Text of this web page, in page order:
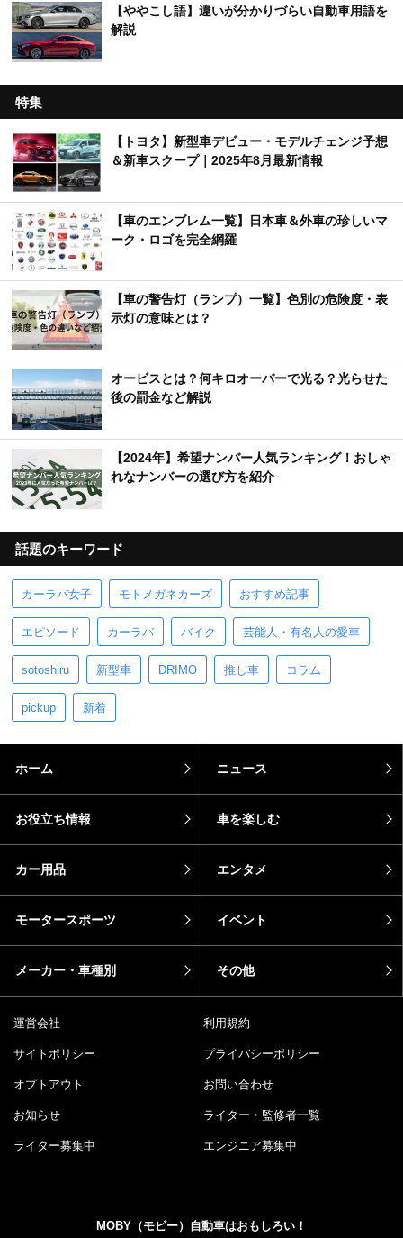
【ややこし語】違いが分かりづらい自動車用語を
解説
特集
【トヨタ】新型車デビュー・モデルチェンジ予想
＆新車スクープ｜2025年8月最新情報
【車のエンブレム一覧】日本車＆外車の珍しいマ
ーク・ロゴを完全網羅
【車の警告灯（ランプ）一覧】色別の危険度・表
示灯の意味とは？
オービスとは？何キロオーバーで光る？光らせた
後の罰金など解説
【2024年】希望ナンバー人気ランキング！おしゃ
れなナンバーの選び方を紹介
話題のキーワード
カーラバ女子 モトメガネカーズ おすすめ記事
エピソード カーラバ バイク 芸能人・有名人の愛車
sotoshiru 新型車 DRIMO 推し車 コラム
pickup 新着
ホーム ニュース
お役立ち情報 車を楽しむ
カー用品 エンタメ
モータースポーツ イベント
メーカー・車種別 その他
運営会社 利用規約
サイトポリシー プライバシーポリシー
オプトアウト お問い合わせ
お知らせ ライター・監修者一覧
ライター募集中 エンジニア募集中
MOBY（モビー）自動車はおもしろい！